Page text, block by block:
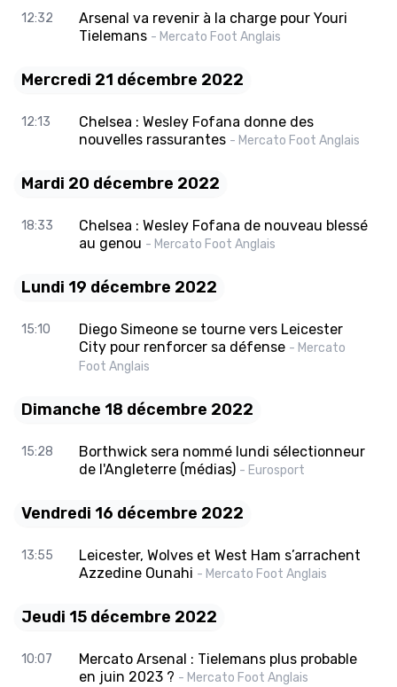
12:32
Arsenal va revenir à la charge pour Youri
Tielemans - Mercato Foot Anglais
Mercredi 21 décembre 2022
12:13
Chelsea : Wesley Fofana donne des
nouvelles rassurantes - Mercato Foot Anglais
Mardi 20 décembre 2022
18:33
Chelsea : Wesley Fofana de nouveau blessé
au genou - Mercato Foot Anglais
Lundi 19 décembre 2022
15:10
Diego Simeone se tourne vers Leicester
City pour renforcer sa défense - Mercato
Foot Anglais
Dimanche 18 décembre 2022
15:28
Borthwick sera nommé lundi sélectionneur
de l'Angleterre (médias) - Eurosport
Vendredi 16 décembre 2022
13:55
Leicester, Wolves et West Ham s’arrachent
Azzedine Ounahi - Mercato Foot Anglais
Jeudi 15 décembre 2022
10:07
Mercato Arsenal : Tielemans plus probable
en juin 2023 ? - Mercato Foot Anglais